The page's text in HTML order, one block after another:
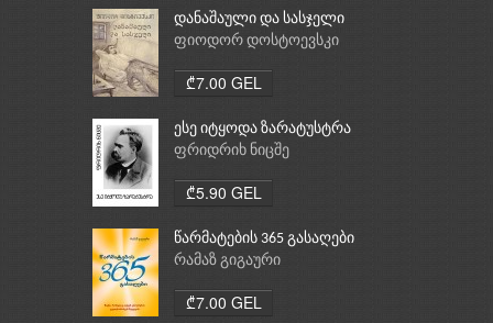
დანაშაული და სასჯელი
ფიოდორ დოსტოევსკი
₾7.00 GEL
ესე იტყოდა ზარატუსტრა
ფრიდრიხ ნიცშე
₾5.90 GEL
წარმატების 365 გასაღები
რამაზ გიგაური
₾7.00 GEL